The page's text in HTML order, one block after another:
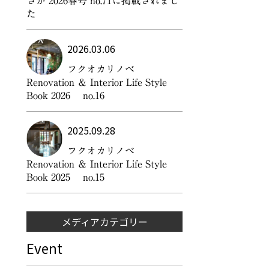
た
2026.03.06
フクオカリノベ
Renovation ＆ Interior Life Style
Book 2026 no.16
2025.09.28
フクオカリノベ
Renovation ＆ Interior Life Style
Book 2025 no.15
メディアカテゴリー
Event